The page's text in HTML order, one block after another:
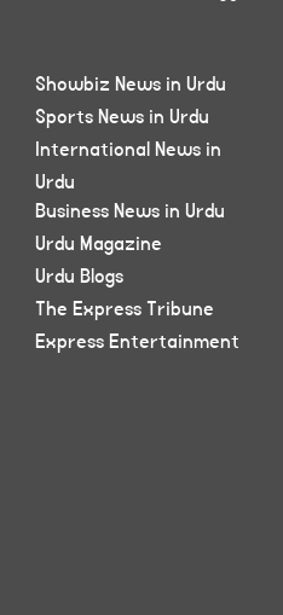
Showbiz News in Urdu
Sports News in Urdu
International News in
Urdu
Business News in Urdu
Urdu Magazine
Urdu Blogs
The Express Tribune
Express Entertainment